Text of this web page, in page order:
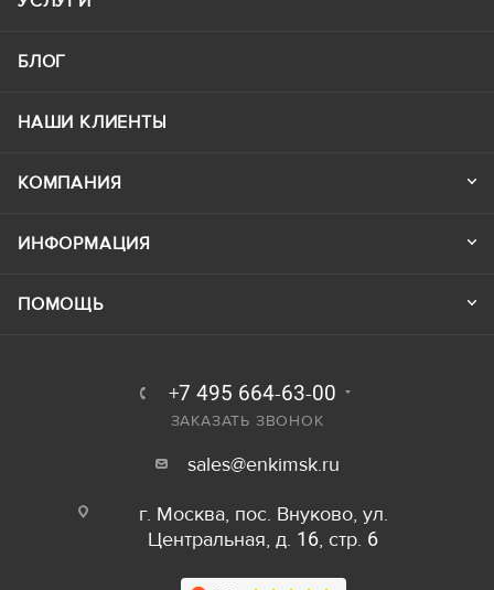
БЛОГ
НАШИ КЛИЕНТЫ
КОМПАНИЯ
ИНФОРМАЦИЯ
ПОМОЩЬ
+7 495 664-63-00
ЗАКАЗАТЬ ЗВОНОК
sales@enkimsk.ru
г. Москва, пос. Внуково, ул.
Центральная, д. 16, стр. 6